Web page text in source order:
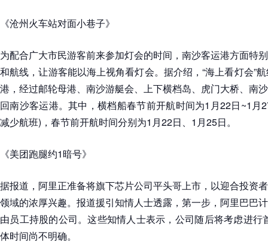
《沧州火车站对面小巷子》
为配合广大市民游客前来参加灯会的时间，南沙客运港方面特
和航线，让游客能以海上视角看灯会。据介绍，“海上看灯会”
港，经过邮轮母港、南沙游艇会、上下横档岛、虎门大桥、南
回南沙客运港。其中，横档船春节前开航时间为1月22日~1月
减少航班)，春节前开航时间分别为1月22日、1月25日。
《美团跑腿约1暗号》
据报道，阿里正准备将旗下芯片公司平头哥上市，以迎合投资
领域的浓厚兴趣。报道援引知情人士透露，第一步，阿里巴巴
由员工持股的公司。这些知情人士表示，公司随后将考虑进
体时间尚不明确。